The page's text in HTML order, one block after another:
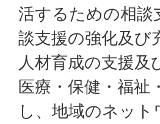
活するための相談
談支援の強化及び
人材育成の支援
医療・保健・福祉
し、地域のネッ